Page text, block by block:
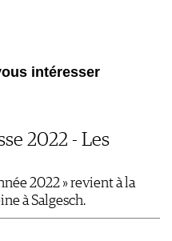
intéresser
2022 - Les
2022 » revient à la
à Salgesch.